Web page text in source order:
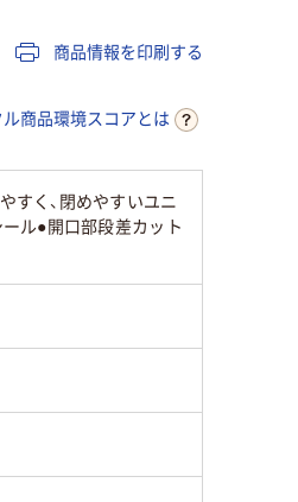
商品情報を印刷する
ル商品環境スコアとは
すく、閉めやすいユニ
ール●開口部段差カット